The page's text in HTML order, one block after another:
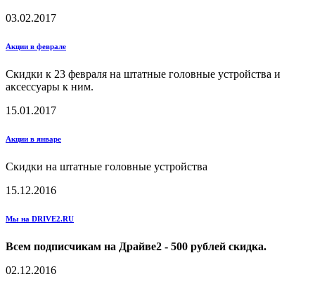
03.02.2017
Акции в феврале
Скидки к 23 февраля на штатные головные устройства и
аксессуары к ним.
15.01.2017
Акции в январе
Скидки на штатные головные устройства
15.12.2016
Мы на DRIVE2.RU
Всем подписчикам на Драйве2 - 500 рублей скидка.
02.12.2016